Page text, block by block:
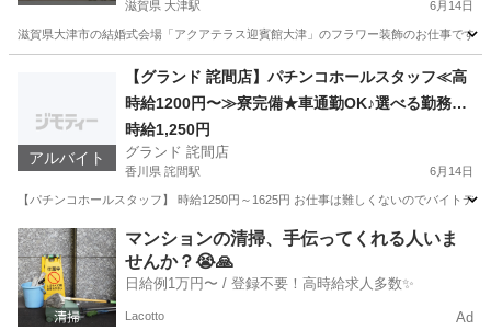
滋賀県 大津駅 6月14日
滋賀県大津市の結婚式会場「アクアテラス迎賓館大津」のフラワー装飾のお仕事です
大津駅 花屋 スタッフ
アルバイト
【グランド 詫間店】パチンコホールスタッフ≪高
時給1200円〜≫寮完備★車通勤OK♪選べる勤務時
間★未経験歓迎♪ JR予讃線「詫間駅」から車で9
分
時給1,250円
グランド 詫間店
香川県 詫間駅 6月14日
【パチンコホールスタッフ】 時給1250円～1625円 お仕事は難しくないのでバイ
香川 三豊市 詫間駅 パチンコ スタッフ
マンションの清掃、手伝ってくれる人いま
せんか？😭🙏
日給例1万円〜 / 登録不要！高時給求人多数✨
Lacotto Ad